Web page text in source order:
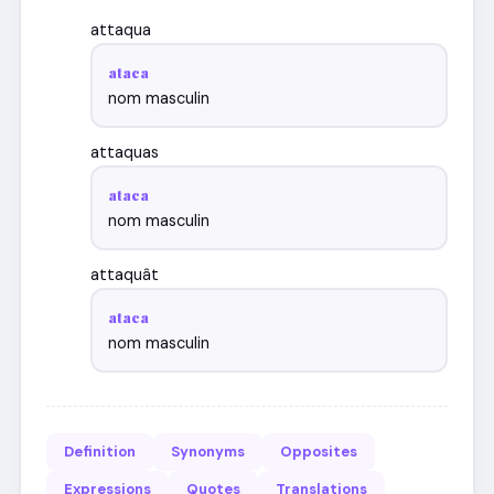
attaqua
ataca
nom masculin
attaquas
ataca
nom masculin
attaquât
ataca
nom masculin
Definition Synonyms
Opposites
Expressions
Quotes Translations